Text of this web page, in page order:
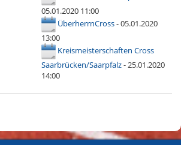
05.01.2020 11:00
ÜberherrnCross- 05.01.2020
13:00
Kreismeisterschaften Cross
Saarbrücken/Saarpfalz- 25.01.2020
14:00